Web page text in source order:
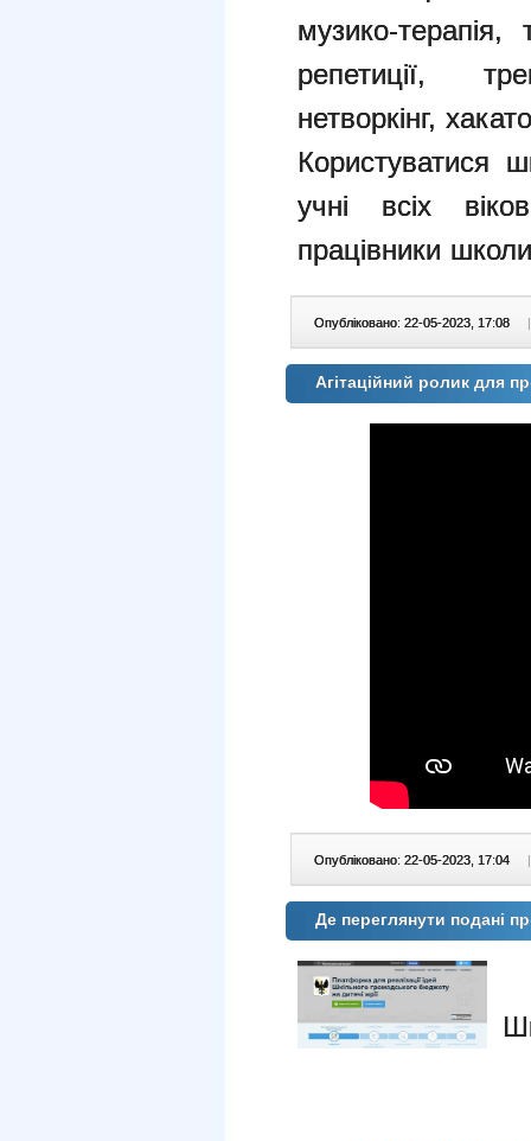
музико-
репетиції,
нетворкінг,
Користуватися
учні всіх
працівники
Опубліковано: 22-05-2023, 17:08 |
Агітаційний ролик для
Опубліковано: 22-05-2023, 17:04 |
Де переглянути подані